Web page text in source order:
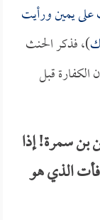
يمين ورأيت
)، فذكر الحنث
قبل
بن سمرة! إذا
الذي هو